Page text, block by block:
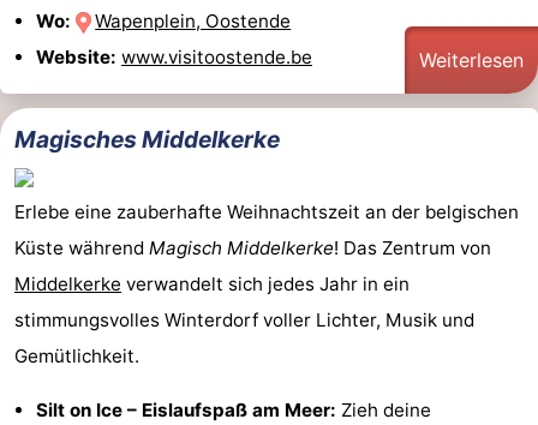
Wo:
Wapenplein, Oostende
Website: www.visitoostende.be Weiterlesen
Magisches Middelkerke
Erlebe eine zauberhafte Weihnachtszeit an der belgischen
Küste während Magisch Middelkerke! Das Zentrum von
Middelkerke verwandelt sich jedes Jahr in ein
stimmungsvolles Winterdorf voller Lichter, Musik und
Gemütlichkeit.
Silt on Ice – Eislaufspaß am Meer: Zieh deine